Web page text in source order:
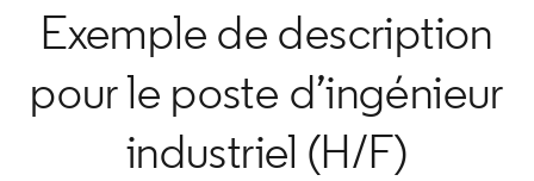
Exemple de description
pour le poste d’ingénieur
industriel (H/F)